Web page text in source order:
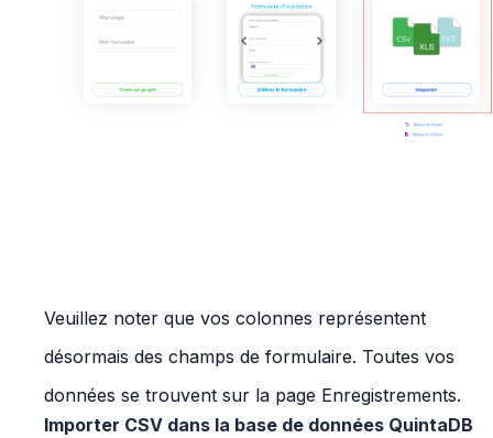
Veuillez noter que vos colonnes représentent
désormais des champs de formulaire. Toutes vos
données se trouvent sur la page Enregistrements.
Importer CSV dans la base de données QuintaDB